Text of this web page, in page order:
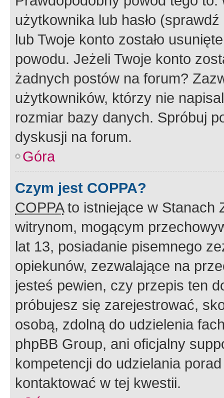
użytkownika lub hasło
lub Twoje konto zostało
powodu. Jeżeli Twoje konto
żadnych postów na forum?
użytkowników, którzy nie
rozmiar bazy danych. Spróbuj
dyskusji na forum.
Góra
Czym jest COPPA?
COPPAto istniejące w Stanach
witrynom, mogącym
lat 13, posiadanie pisemnego
opiekunów, zezwalające na
jesteś pewien, czy przepis ten
próbujesz się zarejestrować,
osobą, zdolną do udzielenia
phpBB Group, ani oficjalny
kompetencji do udzielania
kontaktować w tej kwestii.